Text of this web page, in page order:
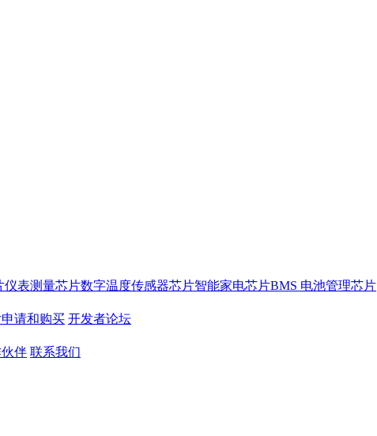
仪表测量芯片数字温度传感器芯片智能家电芯片BMS 电池管理芯片
请和购买 开发者论坛
伴 联系我们